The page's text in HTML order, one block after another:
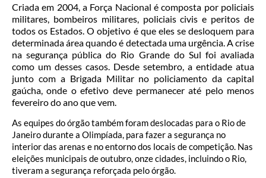
Criada em 2004, a Força Nacional é composta por policiais
militares, bombeiros militares, policiais civis e peritos de
todos os Estados.O objetivo é que eles se desloquem para
determinada área quando é detectada uma urgência. A crise
na segurança pública do Rio Grande do Sul foi avaliada
como um desses casos. Desde setembro, a entidade atua
junto com a Brigada Militar no policiamento da capital
gaúcha, onde o efetivo deve permanecer até pelo menos
fevereiro do ano que vem.
As equipes do órgão também foram deslocadas para o Rio de
Janeiro durante a Olimpíada, para fazer a segurança no
interior das arenas e no entorno dos locais de competição. Nas
eleições municipais de outubro, onze cidades, incluindo o Rio,
tiveram a segurança reforçada pelo órgão.